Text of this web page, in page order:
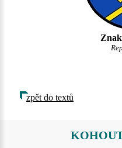
Znak
zpět do textů